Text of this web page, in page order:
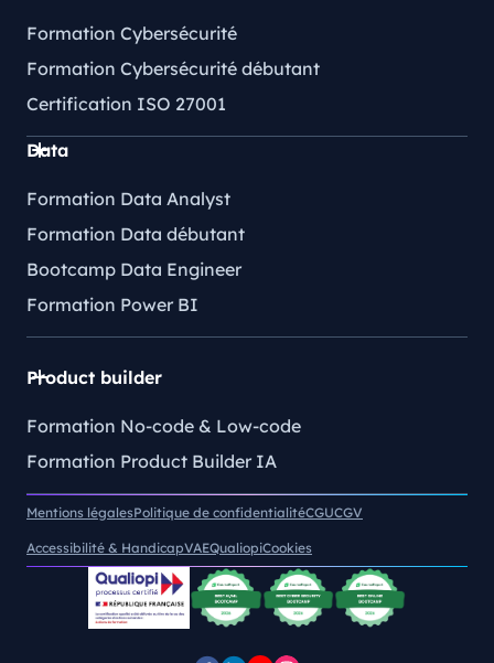
Formation Cybersécurité
Formation Cybersécurité débutant
Certification ISO 27001
Data
Formation Data Analyst
Formation Data débutant
Bootcamp Data Engineer
Formation Power BI
Product builder
Formation No-code & Low-code
Formation Product Builder IA
Mentions légalesPolitique de confidentialitéCGUCGV
Accessibilité & HandicapVAEQualiopiCookies